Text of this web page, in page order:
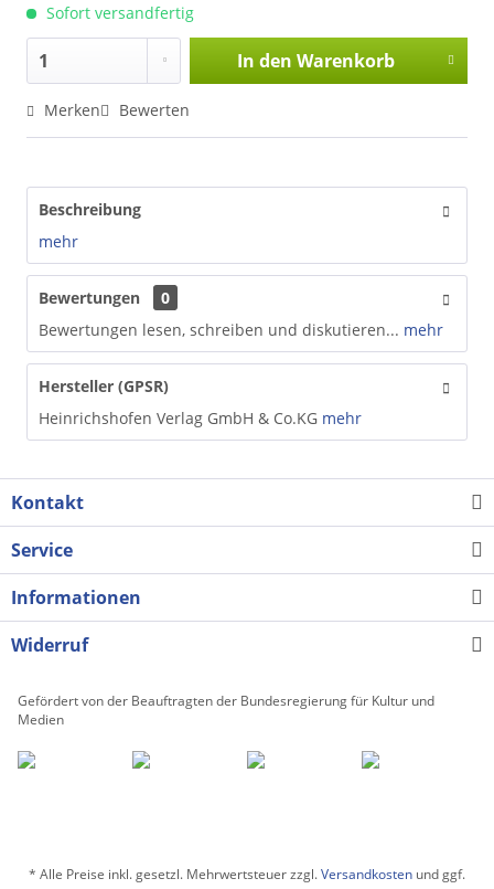
Sofort versandfertig
In den Warenkorb
Merken Bewerten
Beschreibung
mehr
Bewertungen
0
Bewertungen lesen, schreiben und diskutieren... mehr
Hersteller (GPSR)
Heinrichshofen Verlag GmbH & Co.KG mehr
Kontakt
Service
Informationen
Widerruf
Gefördert von der Beauftragten der Bundesregierung für Kultur und
Medien
* Alle Preise inkl. gesetzl. Mehrwertsteuer zzgl.Versandkosten und ggf.